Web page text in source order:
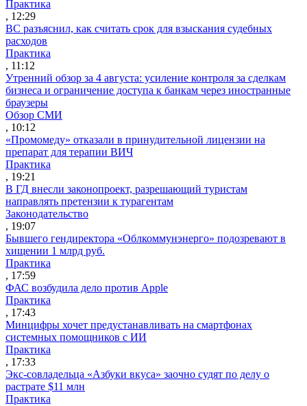
Практика
, 12:29
ВС разъяснил, как считать срок для взыскания судебных
расходов
Практика
, 11:12
Утренний обзор за 4 августа: усиление контроля за сделкам
бизнеса и ограничение доступа к банкам через иностранные
браузеры
Обзор СМИ
, 10:12
«Промомеду» отказали в принудительной лицензии на
препарат для терапии ВИЧ
Практика
, 19:21
В ГД внесли законопроект, разрешающий туристам
направлять претензии к турагентам
Законодательство
, 19:07
Бывшего гендиректора «Облкоммунэнерго» подозревают в
хищении 1 млрд руб.
Практика
, 17:59
ФАС возбудила дело против Apple
Практика
, 17:43
Минцифры хочет предустанавливать на смартфонах
системных помощников с ИИ
Практика
, 17:33
Экс-совладельца «Азбуки вкуса» заочно судят по делу о
растрате $11 млн
Практика